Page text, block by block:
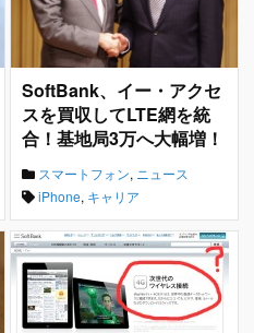
SoftBank、イー・アクセ
スを買収してLTE網を統
合！基地局3万へ大幅増！
スマートフォン, ニュース
iPhone, キャリア